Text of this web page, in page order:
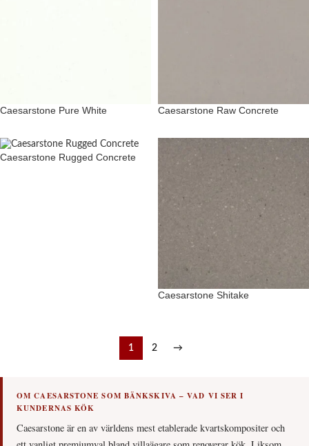
Caesarstone Pure White Caesarstone Raw Concrete
Caesarstone Rugged Concrete
Caesarstone Shitake
1 2 →
OM CAESARSTONE SOM BÄNKSKIVA – VAD VI SER I
KUNDERNAS KÖK
Caesarstone är en av världens mest etablerade kvartskompositer och